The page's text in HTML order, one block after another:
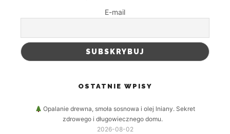
E-mail
OSTATNIE WPISY
Opalanie drewna, smoła sosnowa i olej lniany. Sekret
zdrowego i długowiecznego domu.
2026-08-02